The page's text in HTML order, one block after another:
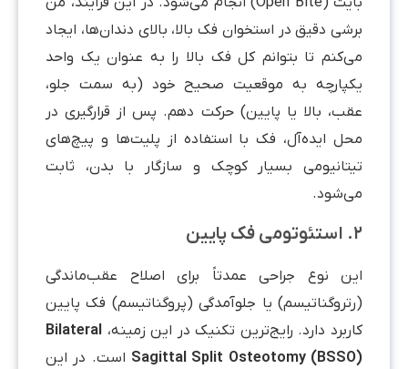
برشی دقیق در استخوان فک بالا، بالای دندان‌ها، ایجاد
می‌کنم تا بتوانم کل فک بالا را به عنوان یک واحد
یکپارچه به موقعیت صحیح خود (به سمت جلو،
عقب، بالا یا پایین) حرکت دهم. پس از قرارگیری در
محل ایده‌آل، فک با استفاده از پلیت‌ها و پیچ‌های
تیتانیومی بسیار کوچک و سازگار با بدن، ثابت
می‌شود.
۲. استئوتومی فک پایین
این نوع جراحی عمدتاً برای اصلاح عقب‌ماندگی
(رتروگناتیسم) یا جلوآمدگی (پروگناتیسم) فک پایین
کاربرد دارد. رایج‌ترین تکنیک در این زمینه، Bilateral
Sagittal Split Osteotomy (BSSO) است. در این